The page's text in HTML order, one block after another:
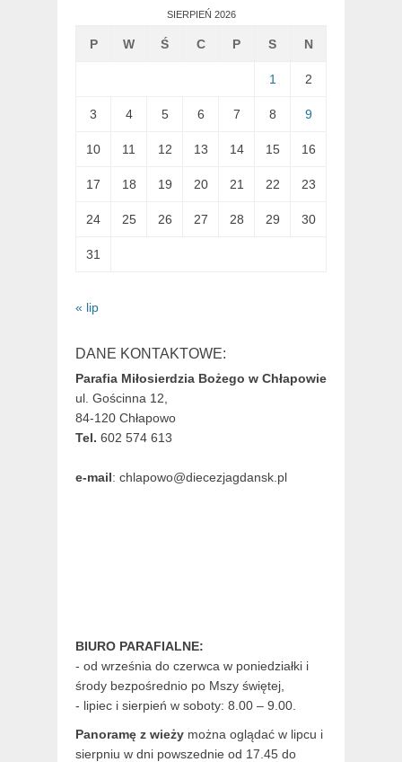
SIERPIEŃ 2026
P W Ś C P S N
1 2
3 4 5 6 7 8 9
10 11 12 13 14 15 16
17 18 19 20 21 22 23
24 25 26 27 28 29 30
31
« lip
DANE KONTAKTOWE:
Parafia Miłosierdzia Bożego w Chłapowie
ul. Gościnna 12,
84-120 Chłapowo
Tel. 602 574 613
e-mail: chlapowo@diecezjagdansk.pl
BIURO PARAFIALNE:
- od września do czerwca w poniedziałki i
środy bezpośrednio po Mszy świętej,
- lipiec i sierpień w soboty: 8.00 – 9.00.
Panoramę z wieży można oglądać w lipcu i
sierpniu w dni powszednie od 17.45 do